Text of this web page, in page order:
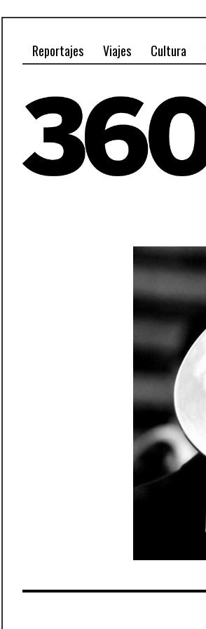
Reportajes Viajes Cultura